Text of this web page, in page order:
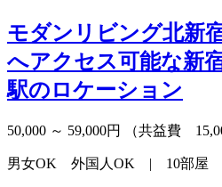
モダンリビング北新
へアクセス可能な新
駅のロケーション
50,000 ～ 59,000円 （共益費
男女OK 外国人OK | 10部屋